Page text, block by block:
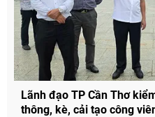
Lãnh đạo TP Cần Thơ
thông, kè, cải tạo công